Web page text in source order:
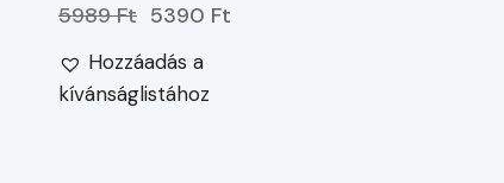
5989 Ft 5390 Ft
Hozzáadás a
kívánságlistához